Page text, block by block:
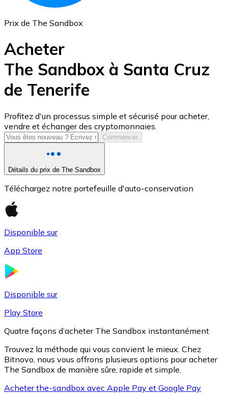
USD Coin
USDC
XRP
Prix de The Sandbox
Acheter
The Sandbox à Santa Cruz
de Tenerife
Profitez d'un processus simple et sécurisé pour acheter,
vendre et échanger des cryptomonnaies.
Commencer
Détails du prix de The Sandbox
Téléchargez notre portefeuille d'auto-conservation
Disponible sur
App Store
Disponible sur
Play Store
Quatre façons d’acheter The Sandbox instantanément
Trouvez la méthode qui vous convient le mieux. Chez
Bitnovo, nous vous offrons plusieurs options pour acheter
The Sandbox de manière sûre, rapide et simple.
Acheter the-sandbox avec Apple Pay et Google Pay